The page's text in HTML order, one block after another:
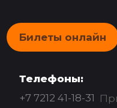
Билеты онлайн
Телефоны:
+7 7212 41-18-31